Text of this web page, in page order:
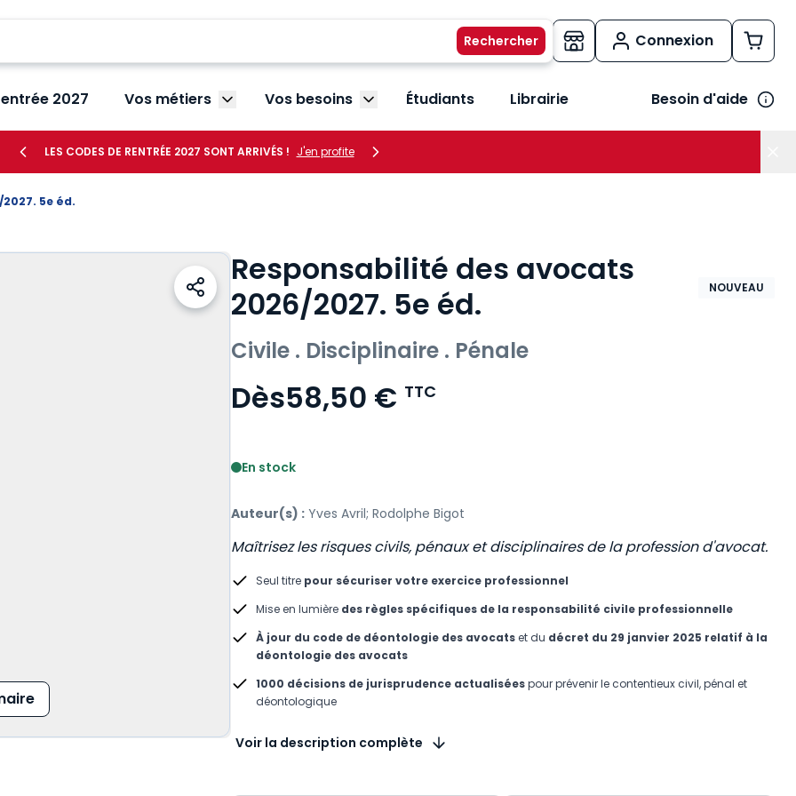
Connexion
2027 Vos métiers Afficher le sous-menu Vos métiers
Vos besoins Afficher le sous-menu Vos besoins
Étudiants Librairie Besoin d'aide
LES CODES DE RENTRÉE 2027 SONT ARRIVÉS ! J'en profite
5e éd.
Responsabilité des avocats
2026/2027. 5e éd.
NOUVEAU
Civile . Disciplinaire . Pénale
Dès58,50 € TTC
En stock
Auteur(s) : Yves Avril; Rodolphe Bigot
Maîtrisez les risques civils, pénaux et disciplinaires de la profession d'avocat.
Seul titre pour sécuriser votre exercice professionnel
Mise en lumière des règles spécifiques de la responsabilité civile professionnelle
À jour du code de déontologie des avocatset du décret du 29 janvier 2025 relatif à la
déontologie des avocats
1000 décisions de jurisprudence actualiséespour prévenir le contentieux civil, pénal et
déontologique
Voir la description complète